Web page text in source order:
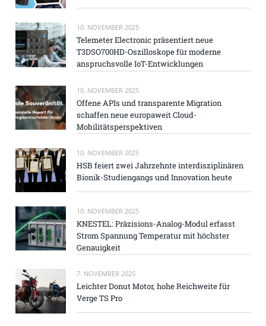
10. NOVEMBER 2025
Telemeter Electronic präsentiert neue
T3DSO700HD-Oszilloskope für moderne
anspruchsvolle IoT-Entwicklungen
10. NOVEMBER 2025
Offene APIs und transparente Migration
schaffen neue europaweit Cloud-
Mobilitätsperspektiven
10. NOVEMBER 2025
HSB feiert zwei Jahrzehnte interdisziplinären
Bionik-Studiengangs und Innovation heute
10. NOVEMBER 2025
KNESTEL: Präzisions-Analog-Modul erfasst
Strom Spannung Temperatur mit höchster
Genauigkeit
7. NOVEMBER 2025
Leichter Donut Motor, hohe Reichweite für
Verge TS Pro